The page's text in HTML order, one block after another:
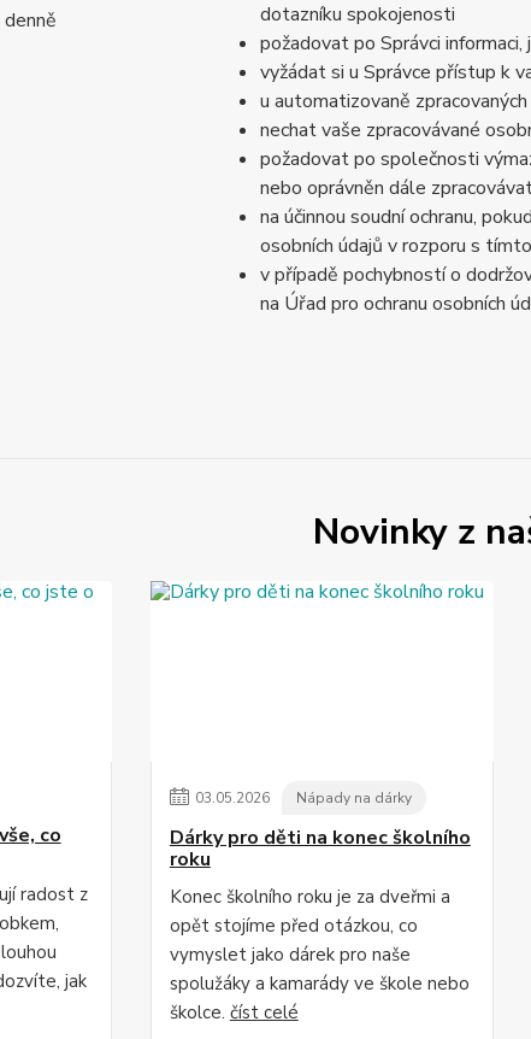
dotazníku spokojenosti
požadovat po Správci
vyžádat si u Správce přístup k
u automatizovaně
nechat vaše zpracovávané
požadovat po společnosti
nebo oprávněn dále
na účinnou soudní ochranu,
osobních údajů v rozporu s
v případě pochybností o
na Úřad pro ochranu osobních
Novinky z
co
radost z
jak
03.05.2026 Nápady na dárky
Dárky pro děti na konec školního
roku
Konec školního roku je za dveřmi a
opět stojíme před otázkou, co
vymyslet jako dárek pro naše
spolužáky a kamarády ve škole nebo
školce. číst celé